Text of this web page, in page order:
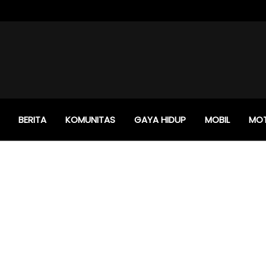
BERITA KOMUNITAS GAYA HIDUP MOBIL